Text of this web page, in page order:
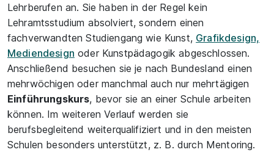
Lehrberufen an. Sie haben in der Regel kein
Lehramtsstudium absolviert, sondern einen
fachverwandten Studiengang wie Kunst, Grafikdesign,
Mediendesign oder Kunstpädagogik abgeschlossen.
Anschließend besuchen sie je nach Bundesland einen
mehrwöchigen oder manchmal auch nur mehrtägigen
Einführungskurs, bevor sie an einer Schule arbeiten
können. Im weiteren Verlauf werden sie
berufsbegleitend weiterqualifiziert und in den meisten
Schulen besonders unterstützt, z. B. durch Mentoring.